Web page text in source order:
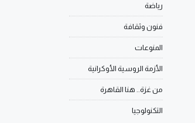
رياضة
فنون وثقافة
المنوعات
الأزمة الروسية الأوكرانية
من غزة.. هنا القاهرة
التكنولوجيا